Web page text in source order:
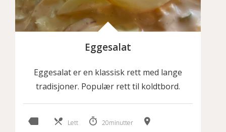
Eggesalat
Eggesalat er en klassisk rett med lange
tradisjoner. Populær rett til koldtbord.
Lett 20minutter